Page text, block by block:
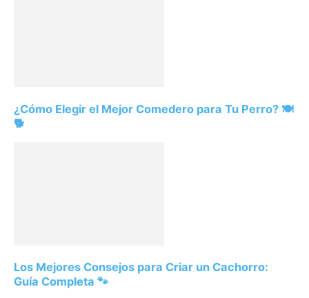
¿Cómo Elegir el Mejor Comedero para Tu Perro? 🍽️
🐕
Los Mejores Consejos para Criar un Cachorro:
Guía Completa 🐾